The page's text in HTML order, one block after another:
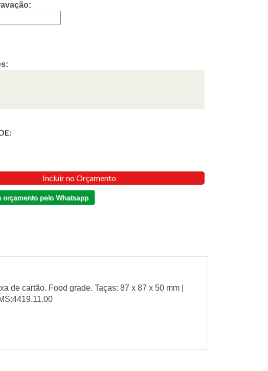
Incluir no Orçamento
orçamento pelo Whatsapp
de cartão. Food grade. Taças: 87 x 87 x 50 mm |